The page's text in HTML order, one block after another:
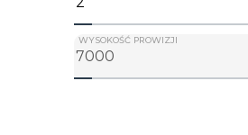
WYSOKOŚĆ PROWIZJI